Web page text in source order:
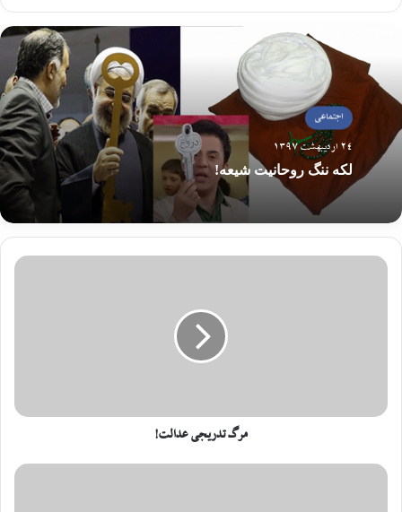
اجتماعی
24 اردیبهشت 1397
لکه ننگ روحانیت شیعه!
مرگ تدریجی عدالت!